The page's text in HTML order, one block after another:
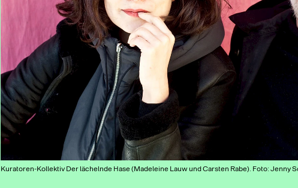
Kuratoren-Kollektiv Der lächelnde Hase (Madeleine Lauw und Carsten Rabe). Foto: Jenny